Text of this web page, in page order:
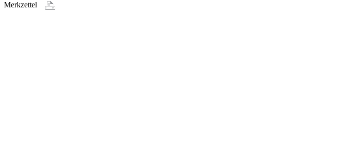
Merkzettel